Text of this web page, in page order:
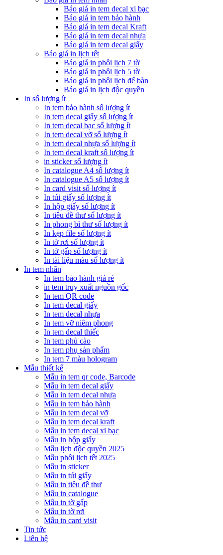
Báo giá in tem decal xi bạc
Báo giá in tem bảo hành
Báo giá in tem decal Kraft
Báo giá in tem decal nhựa
Báo giá in tem decal giấy
Báo giá in lịch tết
Báo giá in phôi lịch 7 tờ
Báo giá in phôi lịch 5 tờ
Báo giá in phôi lịch để bàn
Báo giá in lịch độc quyền
In số lượng ít
In tem bảo hành số lượng ít
In tem decal giấy số lượng ít
In tem decal bạc số lượng ít
In tem decal vỡ số lượng ít
In tem decal nhựa số lượng ít
In tem decal kraft số lượng ít
in sticker số lượng ít
In catalogue A4 số lượng ít
In catalogue A5 số lượng ít
In card visit số lượng ít
In túi giấy số lượng ít
In hộp giấy số lượng ít
In tiêu đề thư số lượng ít
In phong bì thư số lượng ít
In kẹp file số lượng ít
In tờ rơi số lượng ít
In tờ gấp số lượng ít
In tài liệu màu số lượng ít
In tem nhãn
In tem bảo hành giá rẻ
in tem truy xuất nguồn gốc
In tem QR code
In tem decal giấy
In tem decal nhựa
In tem vỡ niêm phong
In tem decal thiếc
In tem phủ cào
In tem phụ sản phẩm
In tem 7 màu hologram
Mẫu thiết kế
Mẫu in tem qr code, Barcode
Mẫu in tem decal giấy
Mẫu in tem decal nhựa
Mẫu in tem bảo hành
Mẫu in tem decal vỡ
Mẫu in tem decal kraft
Mẫu in tem decal xi bạc
Mẫu in hộp giấy
Mẫu lịch độc quyền 2025
Mẫu phôi lịch tết 2025
Mẫu in sticker
Mẫu in túi giấy
Mẫu in tiêu đề thư
Mẫu in catalogue
Mẫu in tờ gấp
Mẫu in tờ rơi
Mẫu in card visit
Tin tức
Liên hệ